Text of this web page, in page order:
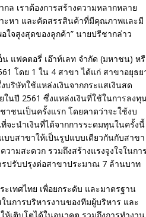
ล เราต้องการสร้างความหลากหลาย
ะหา และคัดสรรสินค้าที่มีคุณภาพและมี
ใจสูงสุดของลูกค้า” นายปรีชากล่าว
แฟคตอรี่ เอ๊าท์เลท จำกัด (มหาชน) ห
โดย 1 ใน 4 สาขา ได้แก่ สาขาอยุธย
ริษัทใช้แหล่งเงินจากกระแสเงินสด
นปี 2561 ซึ่งแหล่งเงินที่ใช้ในการลงทุ
ชนเป็นครั้งแรก โดยคาดว่าจะใช้งบ
ะนำเงินที่ได้จากการระดมทุนในครั้งนี้
บสาขาให้เป็นรูปแบบเดียวกันกับสาขา
ามสะดวก รวมถึงสร้างแรงจูงใจในการ
ปรับปรุงต่อสาขาประมาณ 7 ล้านบาท
เทศไทย เพื่อยกระดับ และมาตรฐาน
นการบริหารงานของทีมผู้บริหาร และ